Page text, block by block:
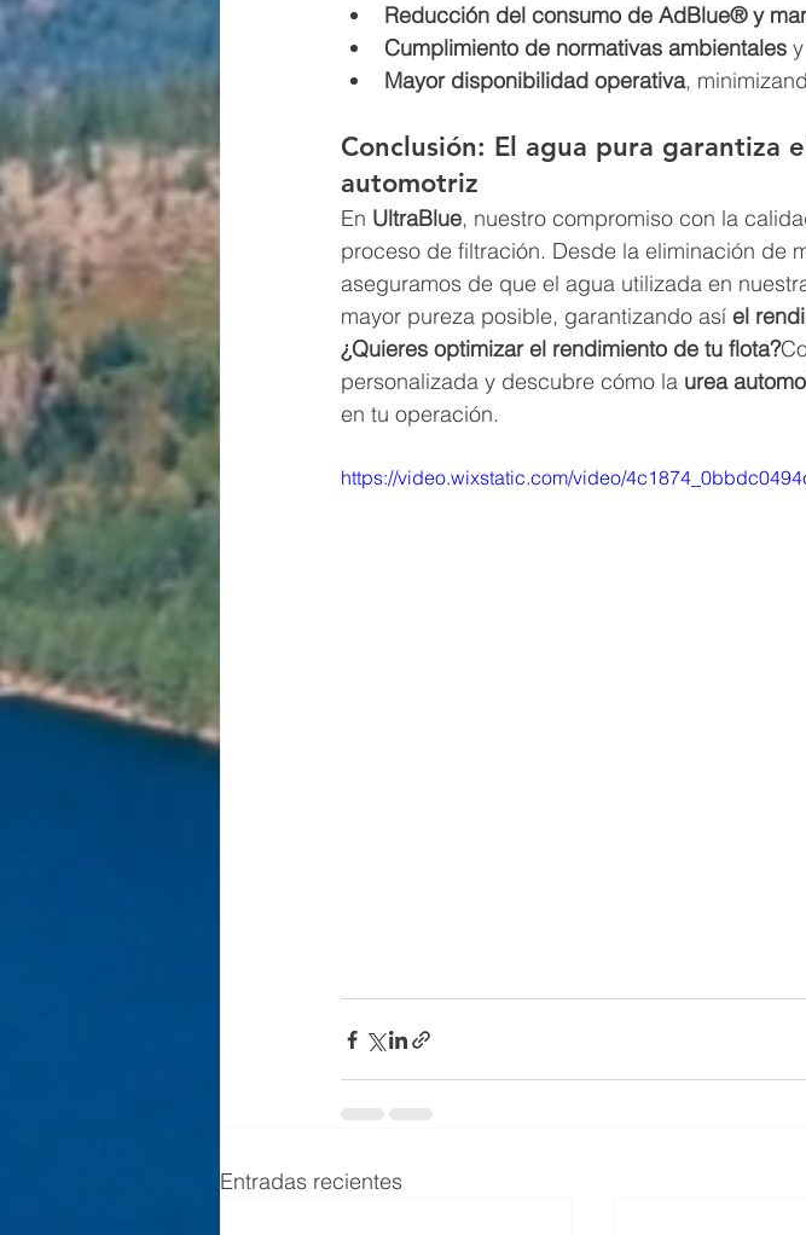
Reducción del consumo de AdBlue® y
Cumplimiento de normativas ambientales
Mayor disponibilidad operativa,
Conclusión: El agua pura garantiza
automotriz
En UltraBlue, nuestro compromiso con la
proceso de filtración. Desde la eliminación de
aseguramos de que el agua utilizada en
mayor pureza posible, garantizando así el
¿Quieres optimizar el rendimiento de tu flota?
personalizada y descubre cómo la urea
en tu operación.
https://video.wixstatic.com/video/
Entradas recientes